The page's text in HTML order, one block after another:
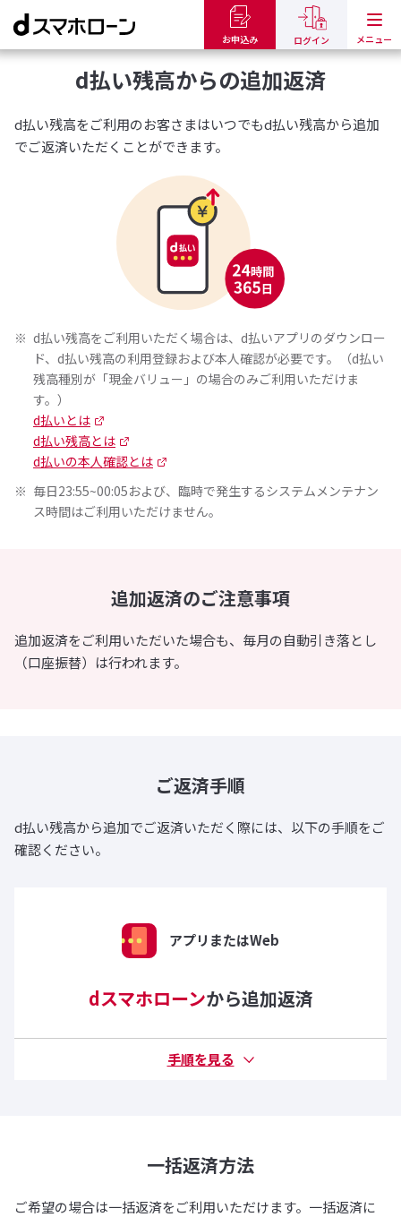
お申込み ログイン
トップ ご返済について d払い残高からの追加返済
d払い残高からの追加返済
d払い残高をご利用のお客さまはいつでもd払い残高から追加
でご返済いただくことができます。
d払い残高をご利用いただく場合は、d払いアプリのダウンロー
ド、d払い残高の利用登録および本人確認が必要です。（d払い
残高種別が「現金バリュー」の場合のみご利用いただけま
す。）
d払いとは
d払い残高とは
d払いの本人確認とは
毎日23:55~00:05および、臨時で発生するシステムメンテナン
ス時間はご利用いただけません。
追加返済のご注意事項
追加返済をご利用いただいた場合も、毎月の自動引き落とし
（口座振替）は行われます。
ご返済手順
d払い残高から追加でご返済いただく際には、以下の手順をご
確認ください。
アプリまたはWeb
dスマホローンから追加返済
一括返済方法
ご希望の場合は一括返済をご利用いただけます。一括返済に